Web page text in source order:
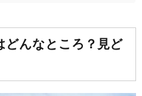
どんなところ？見ど